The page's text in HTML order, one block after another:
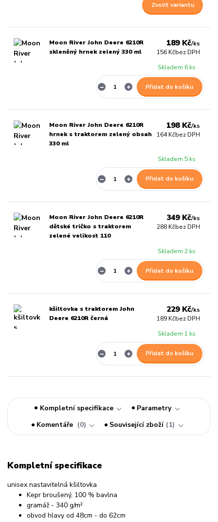
Zvolit variantu
Moon River John Deere 6210R
skleněný hrnek zelený 330 ml
189 Kč/ks
156 Kčbez DPH
Skladem 6 ks
Přidat do košíku
Moon River John Deere 6210R
hrnek s traktorem zelený obsah
330 ml
198 Kč/ks
164 Kčbez DPH
Skladem 5 ks
Přidat do košíku
Moon River John Deere 6210R
dětské tričko s traktorem
zelené velikost 110
349 Kč/ks
288 Kčbez DPH
Skladem 2 ks
Přidat do košíku
kšiltovka s traktorem John
Deere 6210R černá
229 Kč/ks
189 Kčbez DPH
Skladem 1 ks
Přidat do košíku
Kompletní specifikace
Parametry
Komentáře
0 Související zboží 1
Kompletní specifikace
unisex nastavitelná kšiltovka
Kepr broušený, 100 % bavlna
gramáž - 340 g/m²
obvod hlavy od 48cm - do 62cm